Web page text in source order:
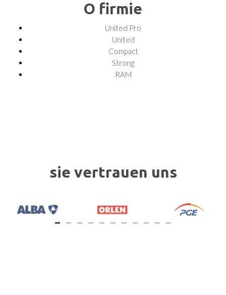
O firmie
United Pro
United
Compact
Strong
RAM
sie vertrauen uns